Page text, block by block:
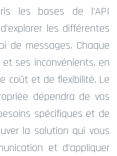
les bases de l’API
les différentes
de messages. Chaque
ses inconvénients, en
coût et de flexibilité. Le
dépendra de vos
spécifiques et de
la solution qui vous
et d’appliquer